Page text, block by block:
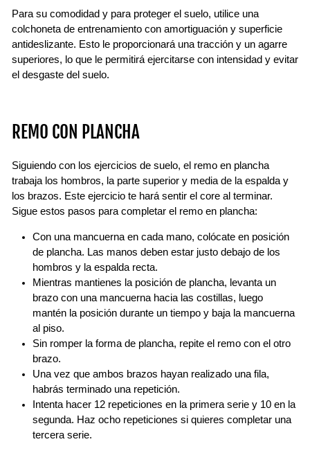
Para su comodidad y para proteger el suelo, utilice una
colchoneta de entrenamiento con amortiguación y superficie
antideslizante. Esto le proporcionará una tracción y un agarre
superiores, lo que le permitirá ejercitarse con intensidad y evitar
el desgaste del suelo.
REMO CON PLANCHA
Siguiendo con los ejercicios de suelo, el remo en plancha
trabaja los hombros, la parte superior y media de la espalda y
los brazos. Este ejercicio te hará sentir el core al terminar.
Sigue estos pasos para completar el remo en plancha:
Con una mancuerna en cada mano, colócate en posición
de plancha. Las manos deben estar justo debajo de los
hombros y la espalda recta.
Mientras mantienes la posición de plancha, levanta un
brazo con una mancuerna hacia las costillas, luego
mantén la posición durante un tiempo y baja la mancuerna
al piso.
Sin romper la forma de plancha, repite el remo con el otro
brazo.
Una vez que ambos brazos hayan realizado una fila,
habrás terminado una repetición.
Intenta hacer 12 repeticiones en la primera serie y 10 en la
segunda. Haz ocho repeticiones si quieres completar una
tercera serie.